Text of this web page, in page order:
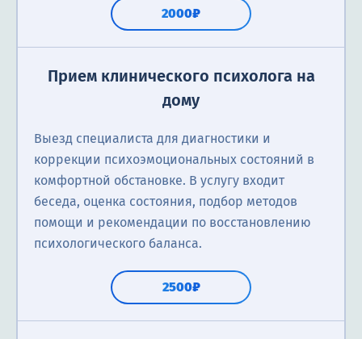
2000₽
Прием клинического психолога на
дому
Выезд специалиста для диагностики и
коррекции психоэмоциональных состояний в
комфортной обстановке. В услугу входит
беседа, оценка состояния, подбор методов
помощи и рекомендации по восстановлению
психологического баланса.
2500₽